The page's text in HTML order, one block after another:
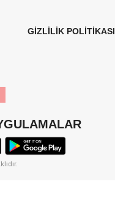
GİZLİLİK POLİTİKASI